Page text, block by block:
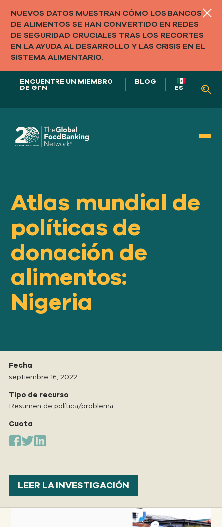
NUEVOS DATOS MUESTRAN CÓMO LOS BANCOS
DE ALIMENTOS SE HAN CONVERTIDO EN REDES
DE SEGURIDAD CRUCIALES TRAS LOS RECORTES
EN LA AYUDA AL DESARROLLO Y LAS CRISIS EN EL
SISTEMA ALIMENTARIO.
ENCUENTRE UN MIEMBRO
DE GFN
BLOG
ES
Nuestro
ENFOQUE
Nuestro
IMPACTO
ACERCA
APOYE
NUESTRA MISIÓN
DONACIONES
Atlas mundial de
políticas de
donación de
alimentos:
Nigeria
Fecha
septiembre 16, 2022
Tipo de recurso
Resumen de política/problema
Cuota
LEER LA INVESTIGACIÓN